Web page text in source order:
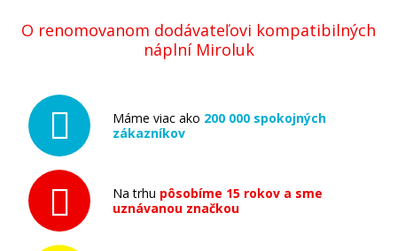
O renomovanom dodávateľovi kompatibilných
náplní Miroluk
Máme viac ako 200 000 spokojných
zákazníkov
Na trhu pôsobíme 15 rokov a sme
uznávanou značkou